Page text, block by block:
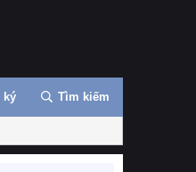
ký Tìm kiếm